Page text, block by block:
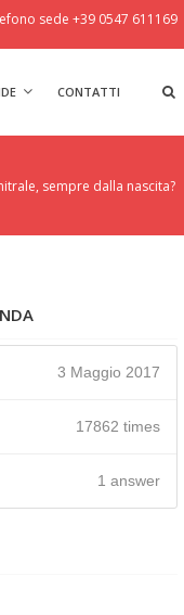
sede +39 0547 611169
CONTATTI
sempre dalla nascita?
3 Maggio 2017
17862 times
1 answer